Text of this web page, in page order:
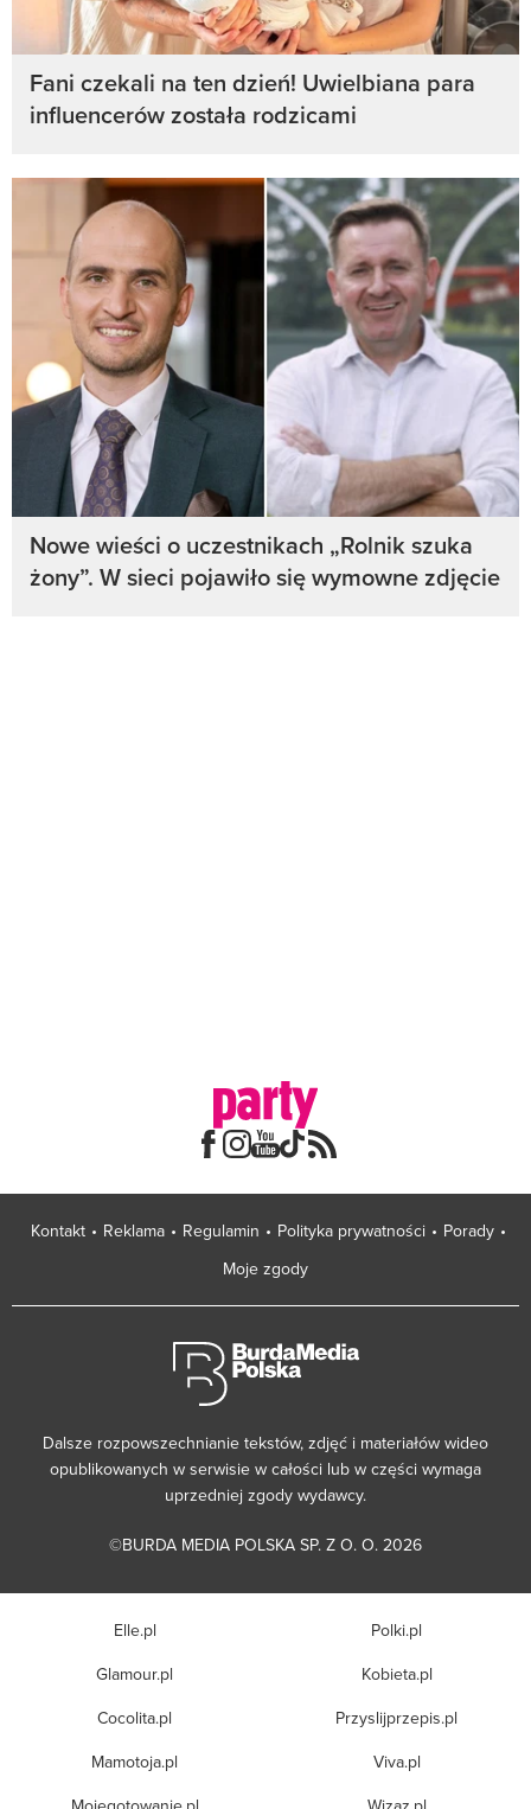
Fani czekali na ten dzień! Uwielbiana para
influencerów została rodzicami
Nowe wieści o uczestnikach „Rolnik szuka
żony”. W sieci pojawiło się wymowne zdjęcie
Kontakt Reklama Regulamin Polityka prywatności
Porady
Moje zgody
Dalsze rozpowszechnianie tekstów, zdjęć i materiałów wideo
opublikowanych w serwisie w całości lub w części wymaga
uprzedniej zgody wydawcy.
©BURDA MEDIA POLSKA SP. Z O. O. 2026
Elle.pl
Glamour.pl
Cocolita.pl
Mamotoja.pl
Polki.pl
Kobieta.pl
Przyslijprzepis.pl
Viva.pl